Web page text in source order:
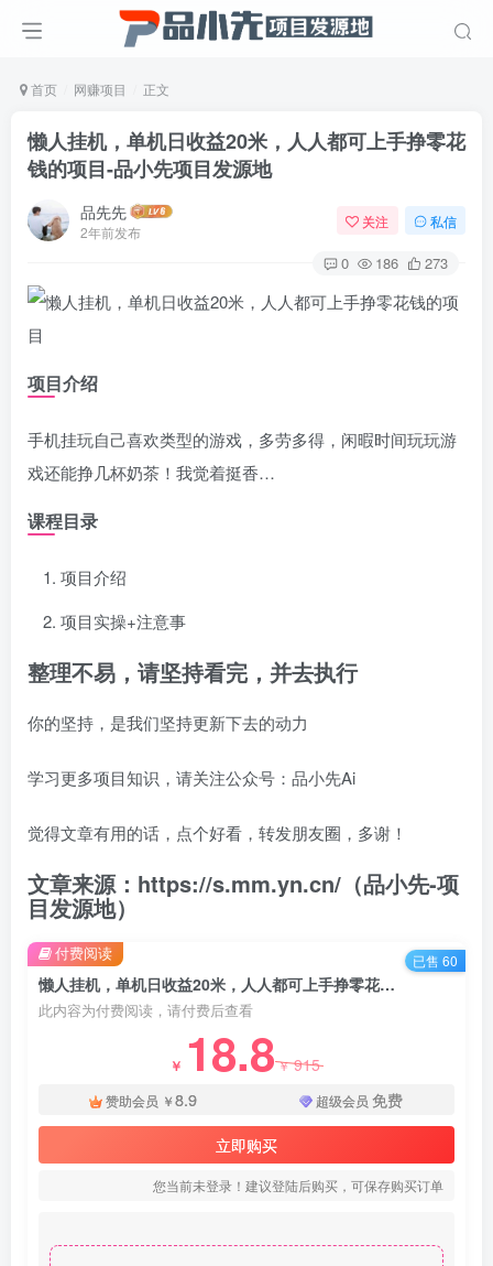
首页 网赚项目 正文
懒人挂机，单机日收益20米，人人都可上手挣零花
钱的项目-品小先项目发源地
品先先
2年前发布
关注 私信
0 186 273
项目介绍
手机挂玩自己喜欢类型的游戏，多劳多得，闲暇时间玩玩游
戏还能挣几杯奶茶！我觉着挺香…
课程目录
项目介绍
项目实操+注意事
整理不易，请坚持看完，并去执行
你的坚持，是我们坚持更新下去的动力
学习更多项目知识，请关注公众号：品小先Ai
觉得文章有用的话，点个好看，转发朋友圈，多谢！
文章来源：https://s.mm.yn.cn/（品小先-项
目发源地）
懒人挂机，单机日收益20米，人人都可上手挣零花钱的项目 - 资源之家
此内容为付费阅读，请付费后查看
￥ 18.8￥915
赞助会员 ￥8.9 超级会员 免费
立即购买
您当前未登录！建议登陆后购买，可保存购买订单
付费阅读 已售 60